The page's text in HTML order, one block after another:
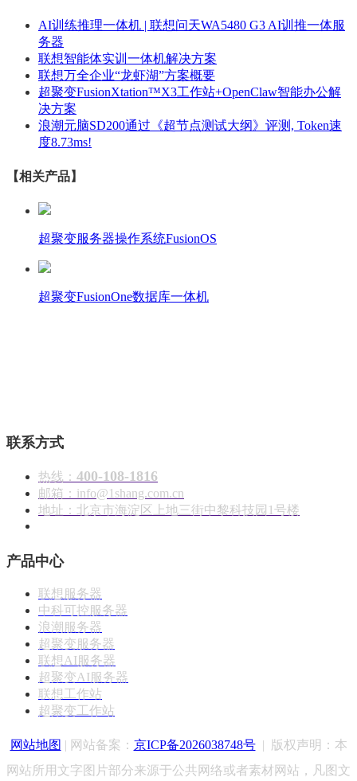
AI训练推理一体机 | 联想问天WA5480 G3 AI训推一体服
务器
联想智能体实训一体机解决方案
联想万全企业“龙虾湖”方案概要
超聚变FusionXtation™X3工作站+OpenClaw智能办公解
决方案
浪潮元脑SD200通过《超节点测试大纲》评测, Token速
度8.73ms!
【相关产品】
超聚变服务器操作系统FusionOS
超聚变FusionOne数据库一体机
联系方式
热线： 400-108-1816
邮箱：info@1shang.com.cn
地址：北京市海淀区上地三街中黎科技园1号楼
产品中心
联想服务器
中科可控服务器
浪潮服务器
超聚变服务器
联想AI服务器
超聚变AI服务器
联想工作站
超聚变工作站
网站地图 | 网站备案： 京ICP备2026038748号| 版权声明： 本
网站所用文字图片部分来源于公共网络或者素材网站，凡图文